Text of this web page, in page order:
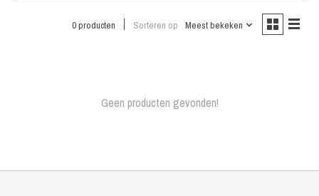
0 producten Sorteren op Meest bekeken
Geen producten gevonden!